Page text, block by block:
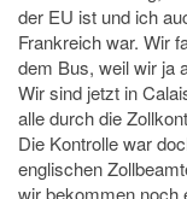
der EU ist und ich
Frankreich war. Wir
dem Bus, weil wir ja
Wir sind jetzt in
alle durch die
Die Kontrolle war
englischen
wir bekommen noch